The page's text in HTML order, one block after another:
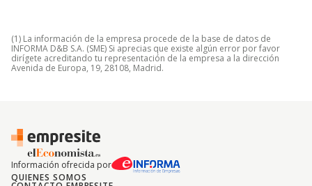
(1) La información de la empresa procede de la base de datos de
INFORMA D&B S.A. (SME) Si aprecias que existe algún error por favor
dirígete acreditando tu representación de la empresa a la dirección
Avenida de Europa, 19, 28108, Madrid.
Información ofrecida por
QUIENES SOMOS